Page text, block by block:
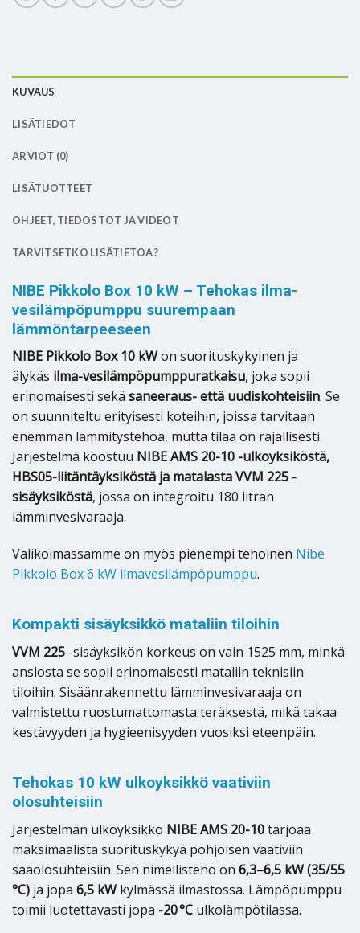
KUVAUS
LISÄTIEDOT
ARVIOT (0)
LISÄTUOTTEET
OHJEET, TIEDOSTOT JA VIDEOT
TARVITSETKO LISÄTIETOA?
NIBE Pikkolo Box 10 kW – Tehokas ilma-
vesilämpöpumppu suurempaan
lämmöntarpeeseen
NIBE Pikkolo Box 10 kWon suorituskykyinen ja
älykäs ilma-vesilämpöpumppuratkaisu, joka sopii
erinomaisesti sekä saneeraus- että uudiskohteisiin. Se
on suunniteltu erityisesti koteihin, joissa tarvitaan
enemmän lämmitystehoa, mutta tilaa on rajallisesti.
Järjestelmä koostuu NIBE AMS 20-10 -ulkoyksiköstä,
HBS05-liitäntäyksiköstä ja matalasta VVM 225 -
sisäyksiköstä, jossa on integroitu 180 litran
lämminvesivaraaja.
Valikoimassamme on myös pienempi tehoinen Nibe
Pikkolo Box 6 kW ilmavesilämpöpumppu.
Kompakti sisäyksikkö mataliin tiloihin
VVM 225 -sisäyksikön korkeus on vain 1525 mm, minkä
ansiosta se sopii erinomaisesti mataliin teknisiin
tiloihin. Sisäänrakennettu lämminvesivaraaja on
valmistettu ruostumattomasta teräksestä, mikä takaa
kestävyyden ja hygieenisyyden vuosiksi eteenpäin.
Tehokas 10 kW ulkoyksikkö vaativiin
olosuhteisiin
Järjestelmän ulkoyksikkö NIBE AMS 20-10tarjoaa
maksimaalista suorituskykyä pohjoisen vaativiin
sääolosuhteisiin. Sen nimellisteho on 6,3–6,5 kW (35/55
°C) ja jopa 6,5 kWkylmässä ilmastossa. Lämpöpumppu
toimii luotettavasti jopa -20 °C ulkolämpötilassa.